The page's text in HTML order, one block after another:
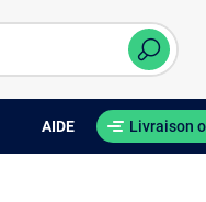
AIDE Livraison